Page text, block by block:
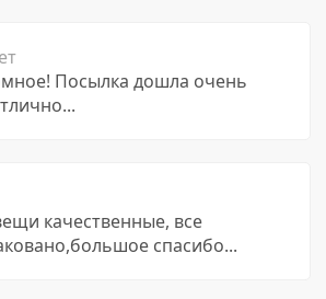
Посылка дошла очень
качественные, все
спасибо...